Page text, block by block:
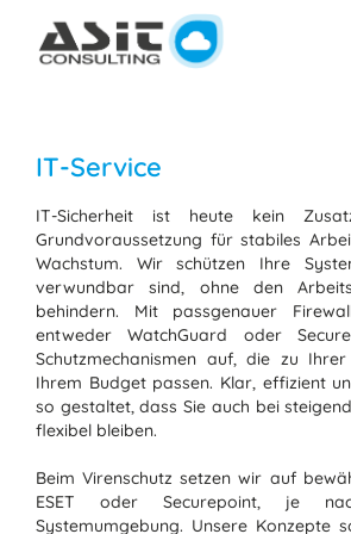
IT-Service
IT-Sicherheit ist heute kein
Grundvoraussetzung für stabiles
Wachstum. Wir schützen Ihre
verwundbar sind, ohne den
behindern. Mit passgenauer
entweder WatchGuard oder
Schutzmechanismen auf, die zu
Ihrem Budget passen. Klar, effizient
so gestaltet, dass Sie auch bei
flexibel bleiben.
Beim Virenschutz setzen wir auf
ESET oder Securepoint, je
Systemumgebung. Unsere Konzepte